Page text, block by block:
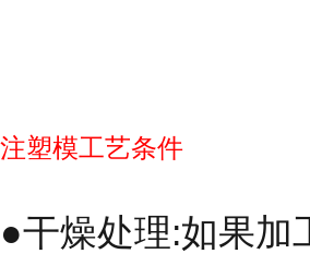
注塑模工艺条件
●干燥处理:如果加